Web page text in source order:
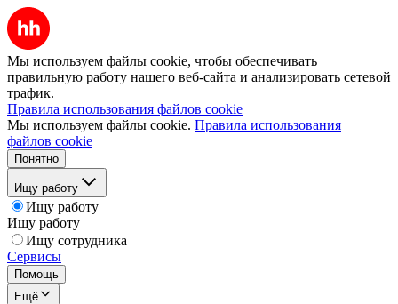
Мы используем файлы cookie, чтобы обеспечивать
правильную работу нашего веб-сайта и анализировать сетевой
трафик.
Правила использования файлов cookie
Мы используем файлы cookie. Правила использования
файлов cookie
Понятно
Ищу работу
Ищу работу
Ищу работу
Ищу сотрудника
Сервисы
Помощь
Ещё